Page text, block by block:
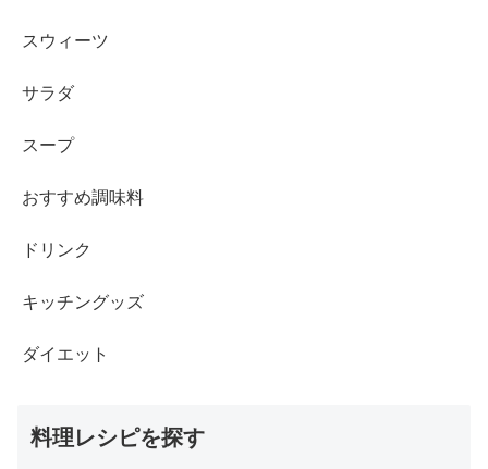
スウィーツ
サラダ
スープ
おすすめ調味料
ドリンク
キッチングッズ
ダイエット
料理レシピを探す